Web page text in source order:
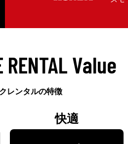
RENTAL Value
レンタルの特徴
快適